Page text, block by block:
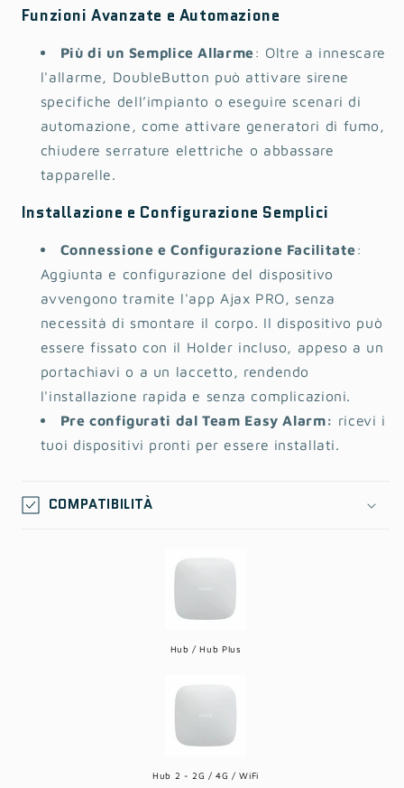
Funzioni Avanzate e Automazione
Più di un Semplice Allarme: Oltre a innescare
l'allarme, DoubleButton può attivare sirene
specifiche dell’impianto o eseguire scenari di
automazione, come attivare generatori di fumo,
chiudere serrature elettriche o abbassare
tapparelle.
Installazione e Configurazione Semplici
Connessione e Configurazione Facilitate:
Aggiunta e configurazione del dispositivo
avvengono tramite l'app Ajax PRO, senza
necessità di smontare il corpo. Il dispositivo può
essere fissato con il Holder incluso, appeso a un
portachiavi o a un laccetto, rendendo
l'installazione rapida e senza complicazioni.
Pre configurati dal Team Easy Alarm: ricevi i
tuoi dispositivi pronti per essere installati.
COMPATIBILITÀ
Hub / Hub Plus
Hub 2 - 2G / 4G / WiFi